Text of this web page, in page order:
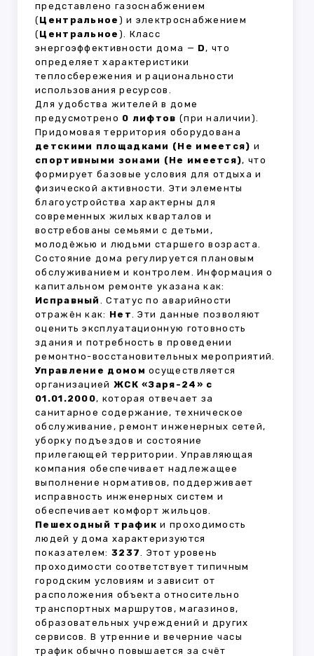
представлено газоснабжением
(Центральное ) и электроснабжением
(Центральное ). Класс
энергоэффективности дома — D, что
определяет характеристики
теплосбережения и рациональности
использования ресурсов.
Для удобства жителей в доме
предусмотрено 0 лифтов (при наличии).
Придомовая территория оборудована
детскими площадками (Не имеется) и
спортивными зонами (Не имеется), что
формирует базовые условия для отдыха и
физической активности. Эти элементы
благоустройства характерны для
современных жилых кварталов и
востребованы семьями с детьми,
молодёжью и людьми старшего возраста.
Состояние дома регулируется плановым
обслуживанием и контролем. Информация о
капитальном ремонте указана как:
Исправный . Статус по аварийности
отражён как: Нет. Эти данные позволяют
оценить эксплуатационную готовность
здания и потребность в проведении
ремонтно-восстановительных мероприятий.
Управление домом осуществляется
организацией ЖСК «Заря-24» с
01.01.2000, которая отвечает за
санитарное содержание, техническое
обслуживание, ремонт инженерных сетей,
уборку подъездов и состояние
прилегающей территории. Управляющая
компания обеспечивает надлежащее
выполнение нормативов, поддерживает
исправность инженерных систем и
обеспечивает комфорт жильцов.
Пешеходный трафик и проходимость
людей у дома характеризуются
показателем: 3237. Этот уровень
проходимости соответствует типичным
городским условиям и зависит от
расположения объекта относительно
транспортных маршрутов, магазинов,
образовательных учреждений и других
сервисов. В утренние и вечерние часы
трафик обычно повышается за счёт